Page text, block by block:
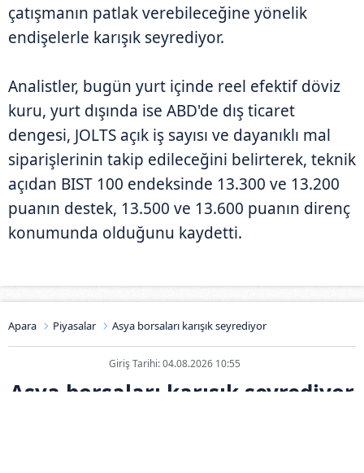
çatışmanın patlak verebileceğine yönelik
endişelerle karışık seyrediyor.
Analistler, bugün yurt içinde reel efektif döviz
kuru, yurt dışında ise ABD'de dış ticaret
dengesi, JOLTS açık iş sayısı ve dayanıklı mal
siparişlerinin takip edileceğini belirterek, teknik
açıdan BIST 100 endeksinde 13.300 ve 13.200
puanın destek, 13.500 ve 13.600 puanın direnç
konumunda olduğunu kaydetti.
Apara Piyasalar Asya borsaları karışık seyrediyor
Giriş Tarihi: 04.08.2026 10:55
Asya borsaları karışık seyrediyor